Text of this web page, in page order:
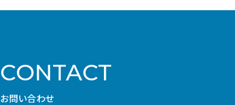
CONTACT
お問い合わせ